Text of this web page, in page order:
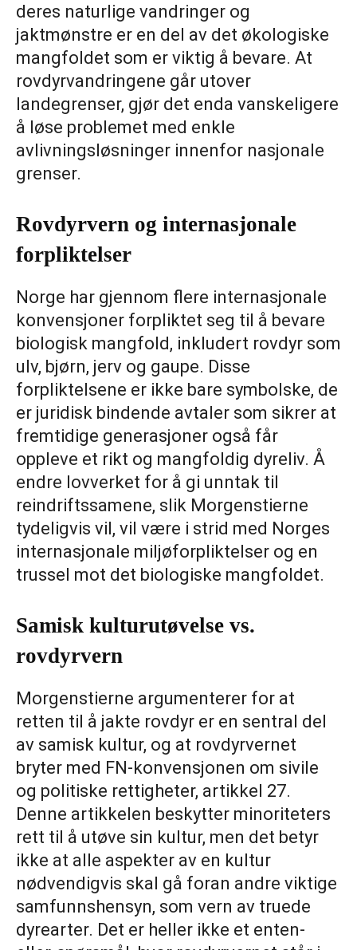
deres naturlige vandringer og
jaktmønstre er en del av det økologiske
mangfoldet som er viktig å bevare. At
rovdyrvandringene går utover
landegrenser, gjør det enda vanskeligere
å løse problemet med enkle
avlivningsløsninger innenfor nasjonale
grenser.
Rovdyrvern og internasjonale
forpliktelser
Norge har gjennom flere internasjonale
konvensjoner forpliktet seg til å bevare
biologisk mangfold, inkludert rovdyr som
ulv, bjørn, jerv og gaupe. Disse
forpliktelsene er ikke bare symbolske, de
er juridisk bindende avtaler som sikrer at
fremtidige generasjoner også får
oppleve et rikt og mangfoldig dyreliv. Å
endre lovverket for å gi unntak til
reindriftssamene, slik Morgenstierne
tydeligvis vil, vil være i strid med Norges
internasjonale miljøforpliktelser og en
trussel mot det biologiske mangfoldet.
Samisk kulturutøvelse vs.
rovdyrvern
Morgenstierne argumenterer for at
retten til å jakte rovdyr er en sentral del
av samisk kultur, og at rovdyrvernet
bryter med FN-konvensjonen om sivile
og politiske rettigheter, artikkel 27.
Denne artikkelen beskytter minoriteters
rett til å utøve sin kultur, men det betyr
ikke at alle aspekter av en kultur
nødvendigvis skal gå foran andre viktige
samfunnshensyn, som vern av truede
dyrearter. Det er heller ikke et enten-